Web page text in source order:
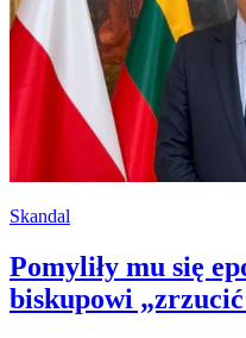
Skandal
Pomyliły mu się
biskupowi